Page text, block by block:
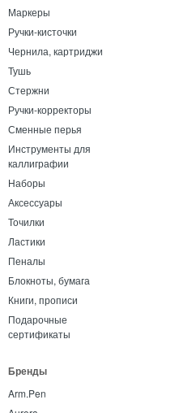
Маркеры
Ручки-кисточки
Чернила, картриджи
Тушь
Стержни
Ручки-корректоры
Сменные перья
Инструменты для
каллиграфии
Наборы
Аксессуары
Точилки
Ластики
Пеналы
Блокноты, бумага
Книги, прописи
Подарочные
сертификаты
Бренды
Arm.Pen